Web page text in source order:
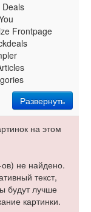
Frontpage
Развернуть
на этом
не найдено.
текст,
будут лучше
картинки.